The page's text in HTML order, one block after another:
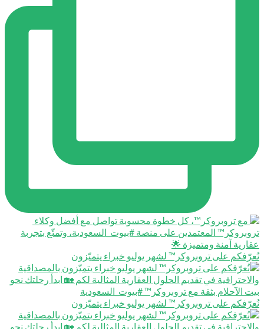
على تروبروكر™️ لشهر يوليو خبراء يتميّزون
على تروبروكر™️ لشهر يوليو خبراء يتميّزون